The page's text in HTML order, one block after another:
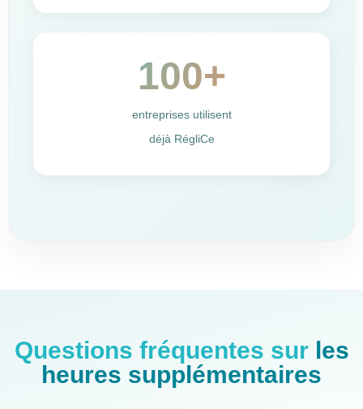
100+
entreprises utilisent
déjà RégliCe
Questions fréquentes sur les
heures supplémentaires